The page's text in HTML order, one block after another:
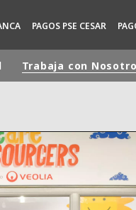
PAGOS PSE CESAR
Trabaja con